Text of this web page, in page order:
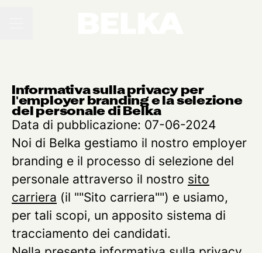
Informativa sulla privacy per
l'employer branding e la selezione
del personale di Belka
Data di pubblicazione: 07-06-2024
Noi di Belka gestiamo il nostro employer
branding e il processo di selezione del
personale attraverso il nostro sito
carriera (il ""Sito carriera"") e usiamo,
per tali scopi, un apposito sistema di
tracciamento dei candidati.